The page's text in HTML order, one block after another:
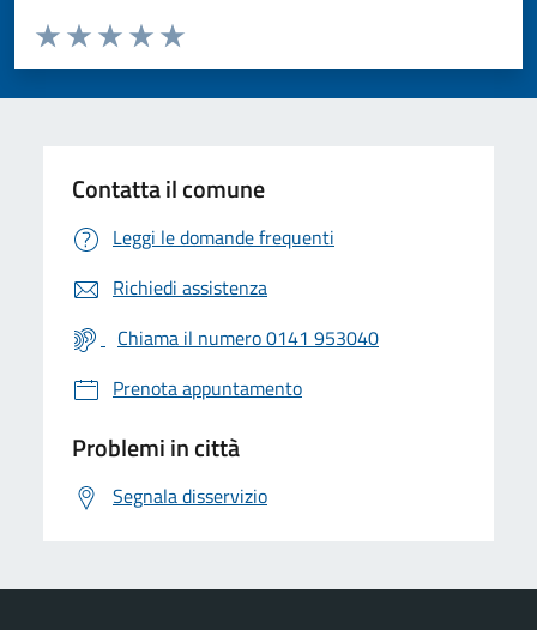
Valuta da 1 a 5 stelle la pagina
Valuta 5 stelle su 5
Valuta 4 stelle su 5
Valuta 3 stelle su 5
Valuta 2 stelle su 5
Valuta 1 stelle su 5
Contatta il comune
Leggi le domande frequenti
Richiedi assistenza
Chiama il numero 0141 953040
Prenota appuntamento
Problemi in città
Segnala disservizio